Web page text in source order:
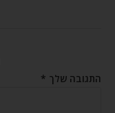
התגובה שלך *